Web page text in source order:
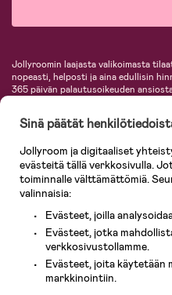
Jollyroomin laajasta valikoimasta
nopeasti, helposti ja aina edullisin
365 päivän palautusoikeuden
vaatteet vauvoille ja lapsille,
lastentarvikkeita sekä paljon muuta.
KidKraft, Ergobaby, Philips Avent,
Tervetuloa shoppailemaan
verkkokauppaan!
Sinä päätät
Jollyroom ja digitaaliset
evästeitä tällä verkkosivulla.
toiminnalle välttämättömiä.
valinnaisia:
Evästeet, joilla
Evästeet, jotka
verkkosivustollamme.
Evästeet, joita käytetään
markkinointiin.